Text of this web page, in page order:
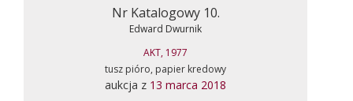
Nr Katalogowy 10.
Edward Dwurnik
AKT, 1977
tusz pióro, papier kredowy
aukcja z 13 marca 2018